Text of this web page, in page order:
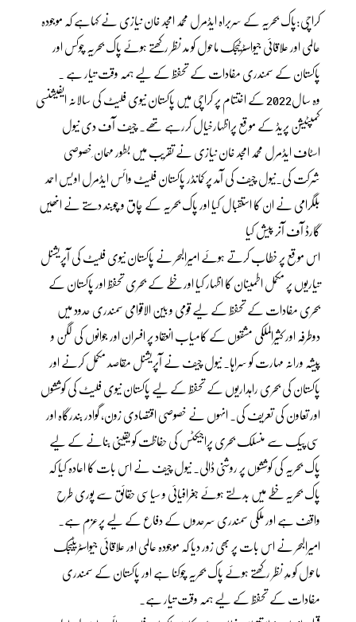
کراچی:پاک بحریہ کے سربراہ ایڈمرل محمد امجد خان نیازی نے کہاہے کہ موجودہ
عالمی اور علاقائی جیواسٹرٹیجک ماحول کو مد نظر رکھتے ہوئے پاک بحریہ چوکس اور
پاکستان کے سمندری مفادات کے تحفظ کے لیے ہمہ وقت تیار ہے ۔
وہ سال2022 کے اختتام پر کراچی میں پاکستان نیوی فلیٹ کی سالانہ ایفیشنسی
کمپٹیشن پریڈ کے موقع پراظہارخیال کررہے تھے۔ چیف آف دی نیول
اسٹاف ایڈمرل محمد امجد خان نیازی نے تقریب میں بطور مہمان ِخصوصی
شرکت کی۔نیول چیف کی آمد پر کمانڈر پاکستان فلیٹ وائس ایڈمرل اویس احمد
بلگرامی نے ان کا استقبال کیا اور پاک بحریہ کے چاق و چوبند دستے نے انھیں
گارڈ آف آنر پیش کیا
اس موقع پر خطاب کرتے ہوئے امیرالبحر نے پاکستان نیوی فلیٹ کی آپریشنل
تیاریوں پر مکمل اطمینان کا اظہار کیا اور خطے کے بحری تحفظ اور پاکستان کے
بحری مفادات کے تحفظ کے لیے قومی و بین الاقوامی سمندری حدود میں
دوطرفہ اور کثیرالملکی مشقوں کے کامیاب انعقاد پر افسران اور جوانوں کی لگن و
پیشہ ورانہ مہارت کو سراہا۔ نیول چیف نے آپریشنل مقاصد مکمل کرنے اور
پاکستان کی بحری راہداریوں کے تحفظ کے لیے پاکستان نیوی فلیٹ کی کوششوں
اور تعاون کی تعریف کی۔ انہوں نے خصوصی اقتصادی زون، گوادر بندرگاہ اور
سی پیک سے منسلک بحری پراجیکٹس کی حفاظت کو یقینی بنانے کے لیے
پاک بحریہ کی کوششوں پر روشنی ڈالی۔ نیول چیف نے اس بات کا اعادہ کیا کہ
پاک بحریہ خطے میں بدلتے ہوئے جغرافیائی و سیاسی حقائق سے پوری طرح
واقف ہے اور ملکی سمندری سرحدوں کے دفاع کے لیے پرعزم ہے۔
امیرالبحر نے اس بات پر بھی زور دیا کہ موجودہ عالمی اور علاقائی جیواسٹریٹیجک
ماحول کو مدِ نظر رکھتے ہوئے پاک بحریہ چوکنا ہے اور پاکستان کے سمندری
مفادات کے تحفظ کے لیے ہمہ وقت تیار ہے۔